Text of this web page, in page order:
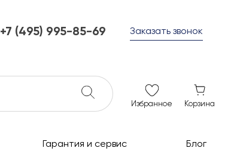
+7 (495) 995-85-69
ежедневно с 10 до 21
Заказать звонок
Избранное Корзина
Гарантия и сервис Блог